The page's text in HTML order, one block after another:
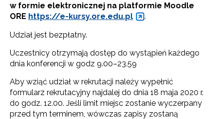
w formie elektronicznej na platformie Moodle
ORE https://e-kursy.ore.edu.pl
.
Udział jest bezpłatny.
Uczestnicy otrzymają dostęp do wystąpień każdego
dnia konferencji w godz 9.00–23.59
Aby wziąć udział w rekrutacji należy wypełnić
formularz rekrutacyjny najdalej do dnia 18 maja 2020 r.
do godz. 12.00. Jeśli limit miejsc zostanie wyczerpany
przed tym terminem, wówczas zapisy zostaną